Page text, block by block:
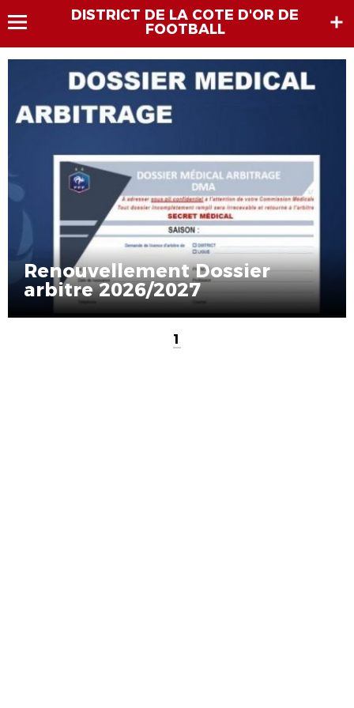
DISTRICT DE LA COTE D'OR DE
FOOTBALL
Renouvellement Dossier
arbitre 2026/2027
1